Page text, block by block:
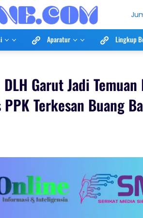
Aparatur Lingkup
Garut Jadi Temuan
Terkesan Buang